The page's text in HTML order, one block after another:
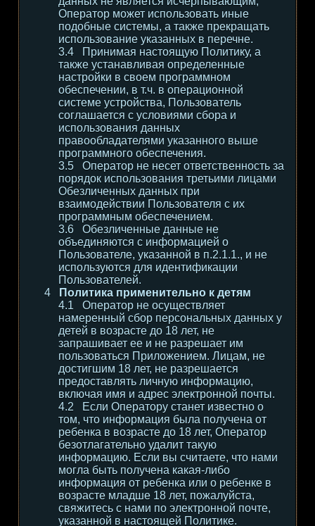
Оператор может использовать иные
подобные системы, а также прекращать
использование указанных в перечне.
Принимая настоящую Политику, а
также устанавливая определенные
настройки в своем программном
обеспечении, в т.ч. в операционной
системе устройства, Пользователь
соглашается с условиями сбора и
использования данных
правообладателями указанного выше
программного обеспечения.
Оператор не несет ответственность за
порядок использования третьими лицами
Обезличенных данных при
взаимодействии Пользователя с их
программным обеспечением.
Обезличенные данные не
объединяются с информацией о
Пользователе, указанной в п.2.1.1., и не
используются для идентификации
Пользователей.
Политика применительно к детям
Оператор не осуществляет
намеренный сбор персональных данных у
детей в возрасте до 18 лет, не
запрашивает ее и не разрешает им
пользоваться Приложением. Лицам, не
достигшим 18 лет, не разрешается
предоставлять личную информацию,
включая имя и адрес электронной почты.
Если Оператору станет известно о
том, что информация была получена от
ребенка в возрасте до 18 лет, Оператор
безотлагательно удалит такую
информацию. Если вы считаете, что нами
могла быть получена какая-либо
информация от ребенка или о ребенке в
возрасте младше 18 лет, пожалуйста,
свяжитесь с нами по электронной почте,
указанной в настоящей Политике.